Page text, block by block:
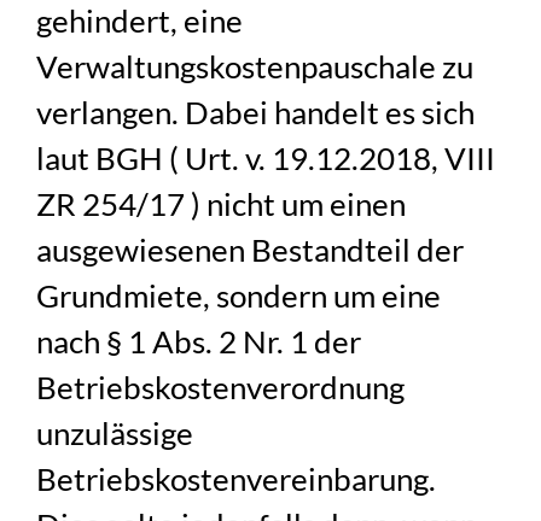
gehindert, eine
Verwaltungskostenpauschale zu
verlangen. Dabei handelt es sich
laut BGH ( Urt. v. 19.12.2018, VIII
ZR 254/17 ) nicht um einen
ausgewiesenen Bestandteil der
Grundmiete, sondern um eine
nach § 1 Abs. 2 Nr. 1 der
Betriebskostenverordnung
unzulässige
Betriebskostenvereinbarung.